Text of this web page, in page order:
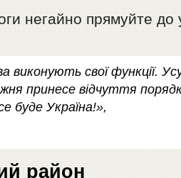
негайно прямуйте до
виконують свої функції.
принесе відчуття
буде Україна!»,
район